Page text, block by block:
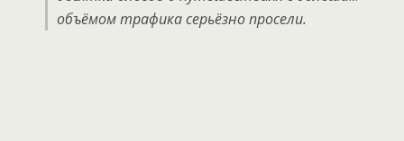
объёмом трафика серьёзно просели.